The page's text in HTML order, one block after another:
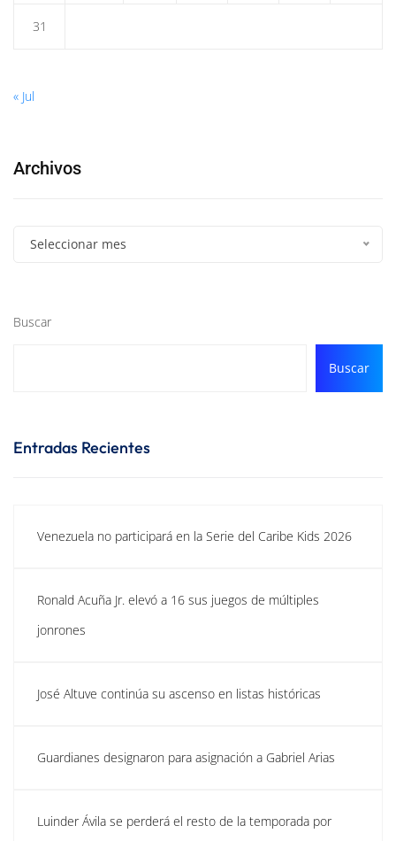
31
« Jul
Archivos
Seleccionar mes
Buscar
Buscar
Entradas Recientes
Venezuela no participará en la Serie del Caribe Kids 2026
Ronald Acuña Jr. elevó a 16 sus juegos de múltiples
jonrones
José Altuve continúa su ascenso en listas históricas
Guardianes designaron para asignación a Gabriel Arias
Luinder Ávila se perderá el resto de la temporada por